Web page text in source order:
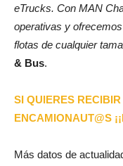
eTrucks. Con MAN
operativas y
flotas de cualquier
& Bus.
SI QUIERES
ENCAMIONAUT@S
Más datos de